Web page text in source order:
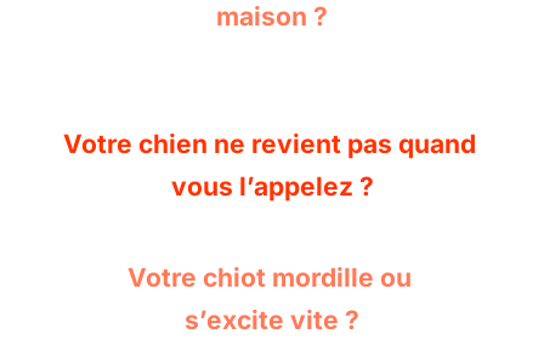
maison ?
Votre chien ne revient pas quand
vous l’appelez ?
Votre chiot mordille ou
s’excite vite ?